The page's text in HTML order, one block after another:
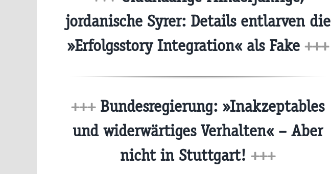
jordanische Syrer: Details entlarven die
»Erfolgsstory Integration« als Fake +++
+++Bundesregierung: »Inakzeptables
und widerwärtiges Verhalten« – Aber
nicht in Stuttgart! +++